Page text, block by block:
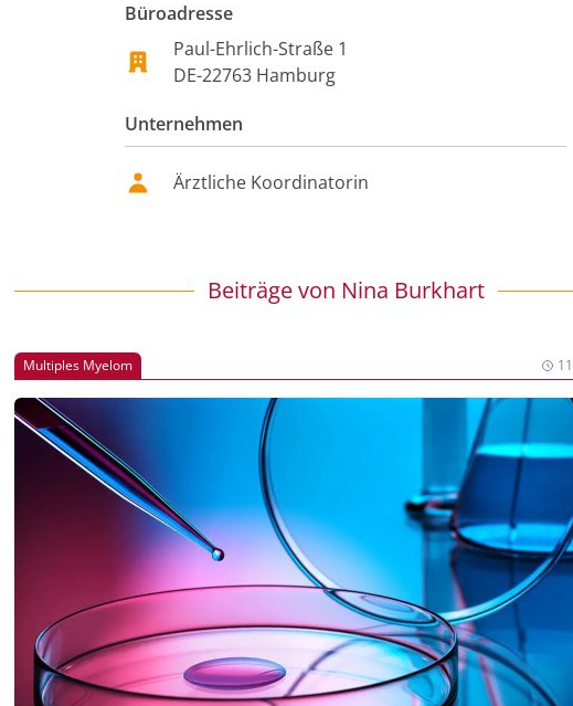
Büroadresse
Paul-Ehrlich-Straße 1
DE-22763 Hamburg
Unternehmen
Ärztliche Koordinatorin
Beiträge von Nina Burkhart
Multiples Myelom